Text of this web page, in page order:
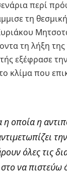
περί
τη
τη λήξη της
εξέφρασε
κλίμα που
η οποία η
όλες τις
στο να πιστεύω